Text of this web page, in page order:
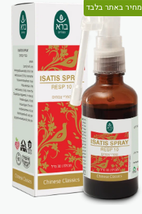
מחיר באתר בלבד